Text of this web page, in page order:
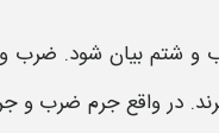
و شتم بیان شود. ضرب
در واقع جرم ضرب و